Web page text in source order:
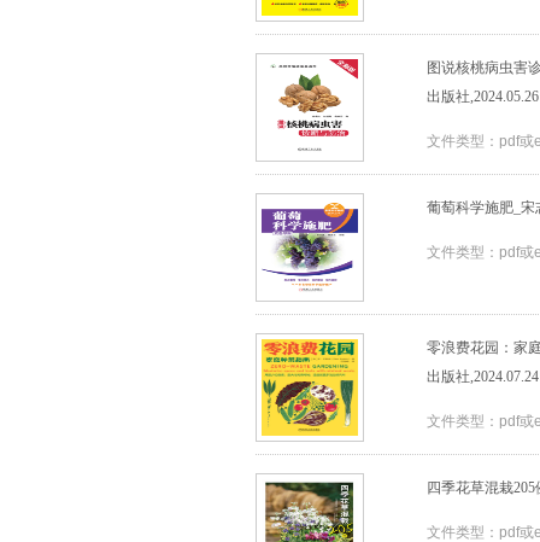
图说核桃病虫害
出版社,2024.05.26
文件类型：pdf
葡萄科学施肥_宋
文件类型：pdf
零浪费花园：家
出版社,2024.07.24
文件类型：pdf
四季花草混栽
文件类型：pdf